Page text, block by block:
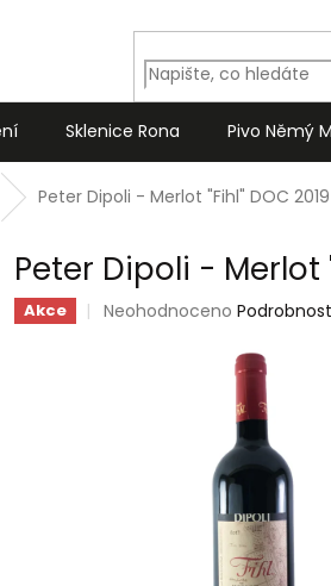
Sklenice Rona Pivo Němý
Peter Dipoli - Merlot "Fihl" DOC
Peter Dipoli - Merlot
Akce
Průměrné
Neohodnoceno